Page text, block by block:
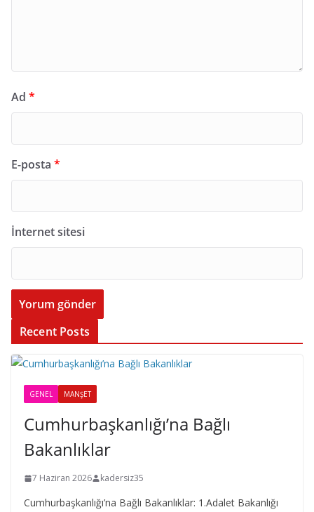
Ad *
E-posta *
İnternet sitesi
Recent Posts
GENEL MANŞET
Cumhurbaşkanlığı’na Bağlı
Bakanlıklar
7 Haziran 2026 kadersiz35
Cumhurbaşkanlığı’na Bağlı Bakanlıklar: 1.Adalet Bakanlığı